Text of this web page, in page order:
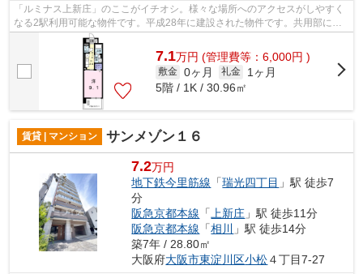
「ルミナス上新庄」のここがイチオシ。様々な場所へのアクセスがしやすく
なる2駅利用可能な物件です。平成28年に建設された物件です。共用部には
敷地内ごみ置き場・エレベータなどが揃...
7.1万円 (管理費等：6,000円 )
敷金 0ヶ月 礼金
1ヶ月
5階 / 1K / 30.96㎡
賃貸 | マンション サンメゾン１６
7.2万円
地下鉄今里筋線 「瑞光四丁目 」駅 徒歩7
分
阪急京都本線 「 上新庄 」駅 徒歩11分
阪急京都本線 「相川
」駅 徒歩14分
築7年 / 28.80㎡
大阪府大阪市東淀川区小松４丁目7-27